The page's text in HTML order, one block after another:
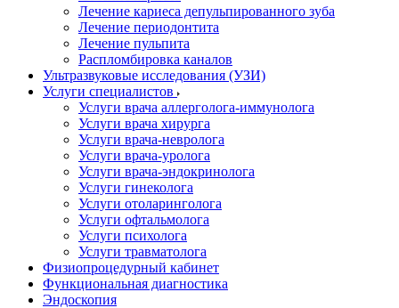
Лечение кариеса депульпированного зуба
Лечение периодонтита
Лечение пульпита
Распломбировка каналов
Ультразвуковые исследования (УЗИ)
Услуги специалистов
Услуги врача аллерголога-иммунолога
Услуги врача хирурга
Услуги врача-невролога
Услуги врача-уролога
Услуги врача-эндокринолога
Услуги гинеколога
Услуги отоларинголога
Услуги офтальмолога
Услуги психолога
Услуги травматолога
Физиопроцедурный кабинет
Функциональная диагностика
Эндоскопия